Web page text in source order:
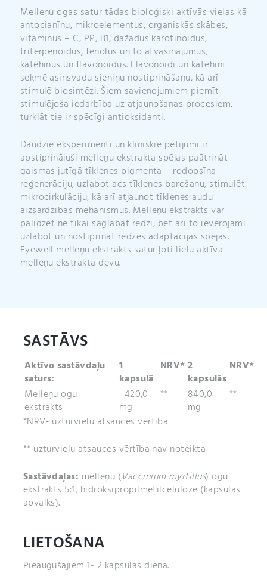
Melleņu ogas satur tādas bioloģiski aktīvās vielas kā
antocianīnu, mikroelementus, organiskās skābes,
vitamīnus – C, PP, B1, dažādus karotinoīdus,
triterpenoīdus, fenolus un to atvasinājumus,
katehīnus un flavonoīdus. Flavonoīdi un katehīni
sekmē asinsvadu sieniņu nostiprināšanu, kā arī
stimulē biosintēzi. Šiem savienojumiem piemīt
stimulējoša iedarbība uz atjaunošanas procesiem,
turklāt tie ir spēcīgi antioksidanti.
Daudzie eksperimenti un klīniskie pētījumi ir
apstiprinājuši melleņu ekstrakta spējas paātrināt
gaismas jutīgā tīklenes pigmenta – rodopsīna
reģenerāciju, uzlabot acs tīklenes barošanu, stimulēt
mikrocirkulāciju, kā arī atjaunot tīklenes audu
aizsardzības mehānismus. Melleņu ekstrakts var
palīdzēt ne tikai saglabāt redzi, bet arī to ievērojami
uzlabot un nostiprināt redzes adaptācijas spējas.
Eyewell melleņu ekstrakts satur ļoti lielu aktīva
melleņu ekstrakta devu.
SASTĀVS
Aktīvo sastāvdaļu
saturs:
1
kapsulā
NRV*2
kapsulās
NRV*
Melleņu ogu
ekstrakts
420,0
mg
**
840,0
mg
**
*NRV- uzturvielu atsauces vērtība
** uzturvielu atsauces vērtība nav noteikta
Sastāvdaļas: melleņu (Vaccinium myrtillus) ogu
ekstrakts 5:1, hidroksipropilmetilceluloze (kapsulas
apvalks).
LIETOŠANA
Pieaugušajiem 1- 2 kapsulas dienā.